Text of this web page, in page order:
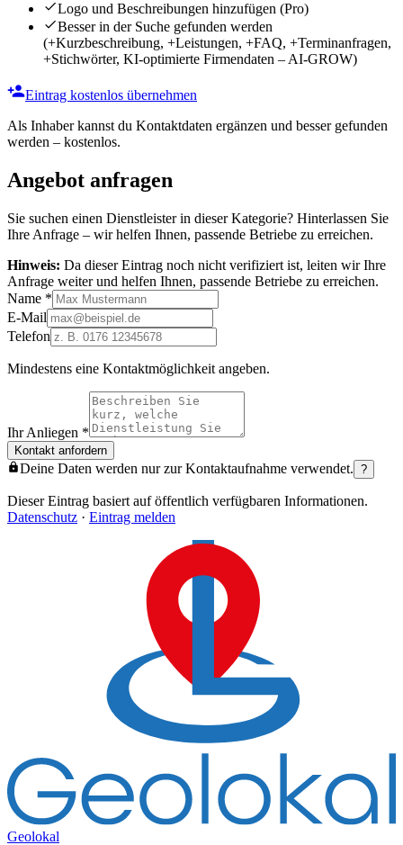
Logo und Beschreibungen hinzufügen (Pro)
Besser in der Suche gefunden werden
(+Kurzbeschreibung, +Leistungen, +FAQ, +Terminanfragen,
+Stichwörter, KI-optimierte Firmendaten – AI-GROW)
Eintrag kostenlos übernehmen
Als Inhaber kannst du Kontaktdaten ergänzen und besser gefunden
werden – kostenlos.
Angebot anfragen
Sie suchen einen Dienstleister in dieser Kategorie? Hinterlassen Sie
Ihre Anfrage – wir helfen Ihnen, passende Betriebe zu erreichen.
Hinweis: Da dieser Eintrag noch nicht verifiziert ist, leiten wir Ihre
Anfrage weiter und helfen Ihnen, passende Betriebe zu erreichen.
Name *
E-Mail
Telefon
Mindestens eine Kontaktmöglichkeit angeben.
Ihr Anliegen *
Kontakt anfordern
Deine Daten werden nur zur Kontaktaufnahme verwendet. ?
Dieser Eintrag basiert auf öffentlich verfügbaren Informationen.
Datenschutz · Eintrag melden
Geolokal